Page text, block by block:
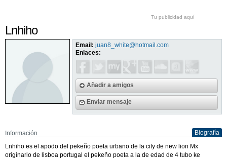
Tu publicidad aquí
Lnhiho
Email: juan8_white@hotmail.com
Enlaces:
Añadir a amigos
Enviar mensaje
Información
Biografía
Lnhiho es el apodo del pekeño poeta urbano de la city de new lion Mx
originario de lisboa portugal el pekeño poeta a la de edad de 4 tubo ke